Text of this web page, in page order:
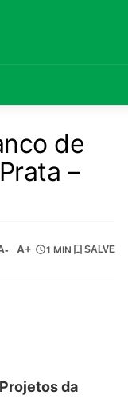
de
–
A+ 1 MIN SALVE
da